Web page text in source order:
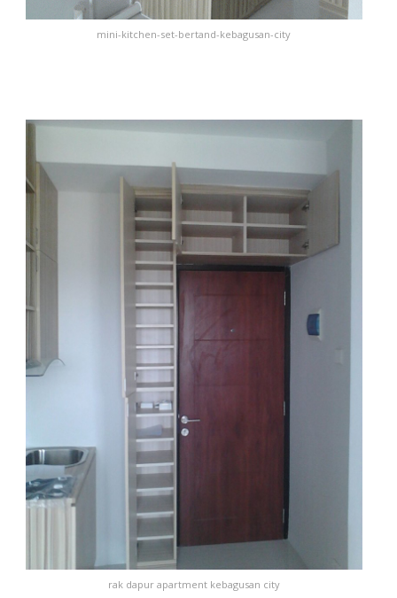
mini-kitchen-set-bertand-kebagusan-city
rak dapur apartment kebagusan city